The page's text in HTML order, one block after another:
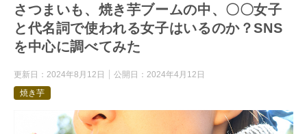
さつまいも、焼き芋ブームの中、〇〇女子
と代名詞で使われる女子はいるのか？SNS
を中心に調べてみた
更新日： 2024年8月12日 公開日： 2024年4月12日
焼き芋